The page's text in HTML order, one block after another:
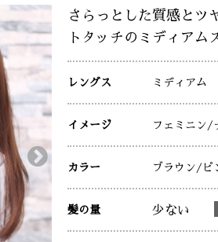
さらっとした質感とツ
トタッチのミディアム
レングス ミディアム
イメージ フェミニン /
カラー ブラウン /ピ
髪の量 少ない